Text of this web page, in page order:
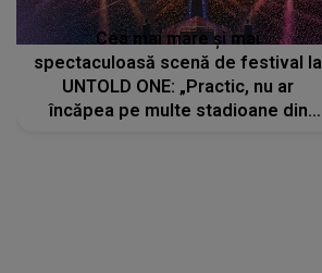
Cea mai mare și mai
spectaculoasă scenă de festival la
UNTOLD ONE: „Practic, nu ar
încăpea pe multe stadioane din